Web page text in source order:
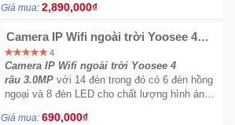
Giá mua: 2,890,000₫
Camera IP Wifi ngoài trời Yoosee 4
râu 3.0MP siêu nét
4
Camera IP Wifi ngoài trời Yoosee 4
râu 3.0MP với 14 đèn trong đó có 6 đèn hồng
ngoại và 8 đèn LED cho chất lượng hình ảnh
Giá mua: 690,000₫